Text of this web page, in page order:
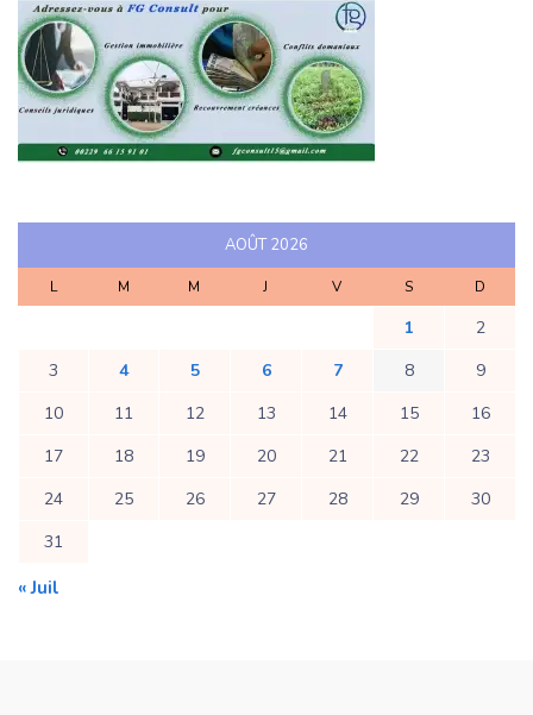
AOÛT 2026
L M M J V S D
1
2
3
4 5 6 7 8
9
10
11 12 13 14 15
16
17
18 19 20 21 22
23
24
25 26 27 28 29
30
31
« Juil